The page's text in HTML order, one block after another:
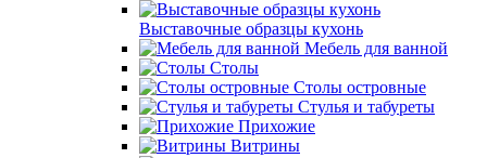
Выставочные образцы кухонь
Мебель для ванной
Столы
Столы островные
Стулья и табуреты
Прихожие
Витрины